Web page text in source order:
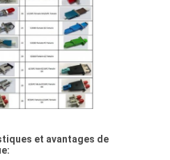
et avantages de
: